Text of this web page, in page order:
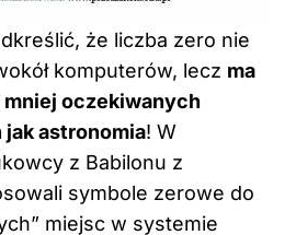
że liczba zero nie
komputerów, lecz ma
oczekiwanych
astronomia! W
z Babilonu z
symbole zerowe do
miejsc w systemie